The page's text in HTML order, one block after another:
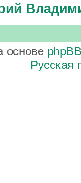
основе phpBB
Русская